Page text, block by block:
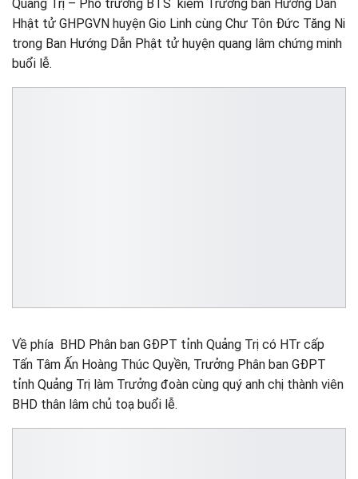
Quảng Trị – Phó trưởng BTS kiêm Trưởng ban Hướng Dẫn
Hhật tử GHPGVN huyện Gio Linh cùng Chư Tôn Đức Tăng Ni
trong Ban Hướng Dẫn Phật tử huyện quang lâm chứng minh
buổi lễ.
Về phía BHD Phân ban GĐPT tỉnh Quảng Trị có HTr cấp
Tấn Tâm Ấn Hoàng Thúc Quyền, Trưởng Phân ban GĐPT
tỉnh Quảng Trị làm Trưởng đoàn cùng quý anh chị thành viên
BHD thân lâm chủ toạ buổi lễ.